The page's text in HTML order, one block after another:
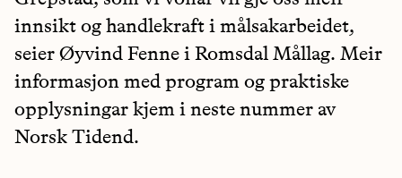
innsikt og handlekraft i målsakarbeidet,
seier Øyvind Fenne i Romsdal Mållag. Meir
informasjon med program og praktiske
opplysningar kjem i neste nummer av
Norsk Tidend.